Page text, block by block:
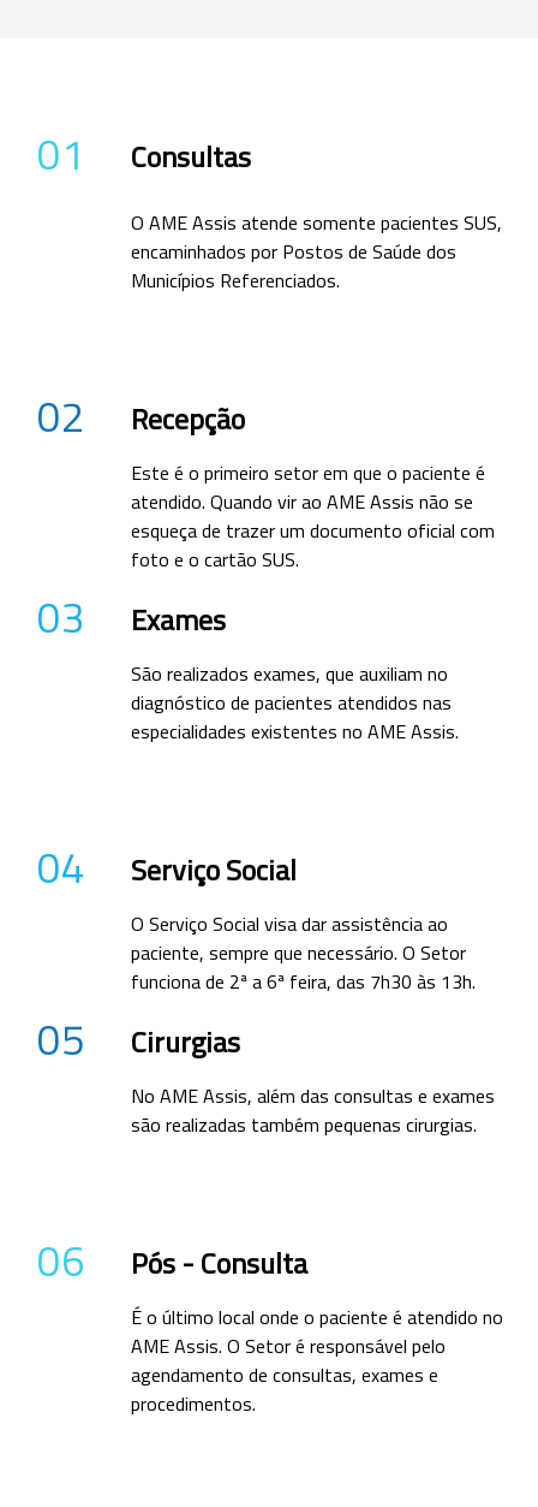
01 Consultas
O AME Assis atende somente pacientes SUS,
encaminhados por Postos de Saúde dos
Municípios Referenciados.
02 Recepção
Este é o primeiro setor em que o paciente é
atendido. Quando vir ao AME Assis não se
esqueça de trazer um documento oficial com
foto e o cartão SUS.
03 Exames
São realizados exames, que auxiliam no
diagnóstico de pacientes atendidos nas
especialidades existentes no AME Assis.
04 Serviço Social
O Serviço Social visa dar assistência ao
paciente, sempre que necessário. O Setor
funciona de 2ª a 6ª feira, das 7h30 às 13h.
05 Cirurgias
No AME Assis, além das consultas e exames
são realizadas também pequenas cirurgias.
06 Pós - Consulta
É o último local onde o paciente é atendido no
AME Assis. O Setor é responsável pelo
agendamento de consultas, exames e
procedimentos.